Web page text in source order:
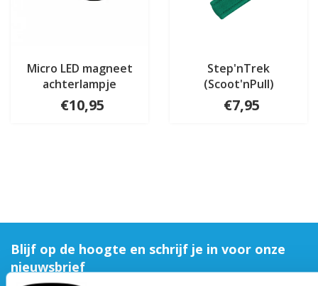
Micro LED magneet
achterlampje
€10,95
Step'nTrek
(Scoot'nPull)
€7,95
Blijf op de hoogte en schrijf je in voor onze
nieuwsbrief